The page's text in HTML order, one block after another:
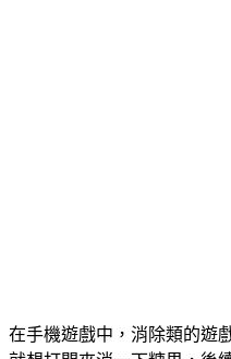
在手機遊戲中，消除類的遊